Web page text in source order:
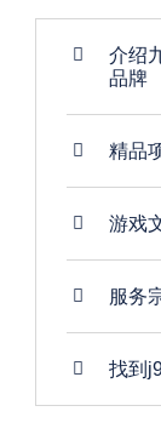
介绍
品牌
精品
游戏
服务
找到